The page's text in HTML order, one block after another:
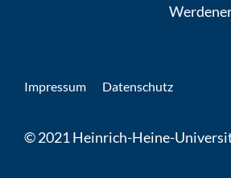
Impressum Datenschutz
© 2021 Heinrich-Heine-